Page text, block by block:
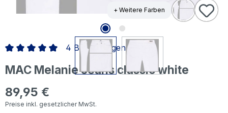
+ Weitere Farben
MAC Melanie Jeans classic white
Regulärer Preis:
89,95 €
Preise inkl. gesetzlicher MwSt.
Durchschnittliche Bewertung von 5 von 5 Sternen
4 Bewertungen